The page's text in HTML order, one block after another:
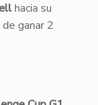
hacia su
ganar 2